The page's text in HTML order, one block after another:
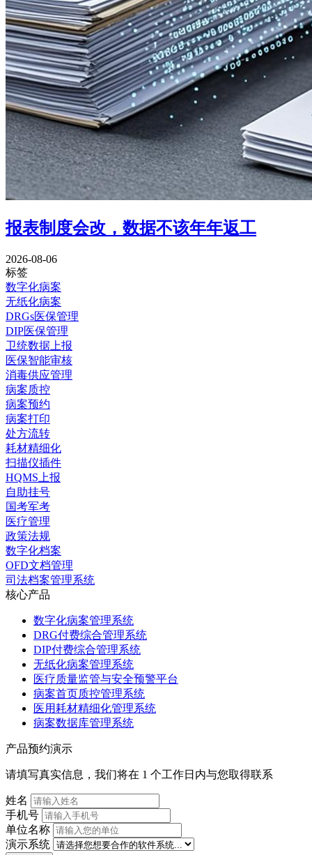
报表制度会改，数据不该年年返工
2026-08-06
标签
数字化病案
无纸化病案
DRGs医保管理
DIP医保管理
卫统数据上报
医保智能审核
消毒供应管理
病案质控
病案预约
病案打印
处方流转
耗材精细化
扫描仪插件
HQMS上报
自助挂号
国考军考
医疗管理
政策法规
数字化档案
OFD文档管理
司法档案管理系统
核心产品
数字化病案管理系统
DRG付费综合管理系统
DIP付费综合管理系统
无纸化病案管理系统
医疗质量监管与安全预警平台
病案首页质控管理系统
医用耗材精细化管理系统
病案数据库管理系统
产品预约演示
请填写真实信息，我们将在 1 个工作日内与您取得联系
姓名
手机号
单位名称
演示系统